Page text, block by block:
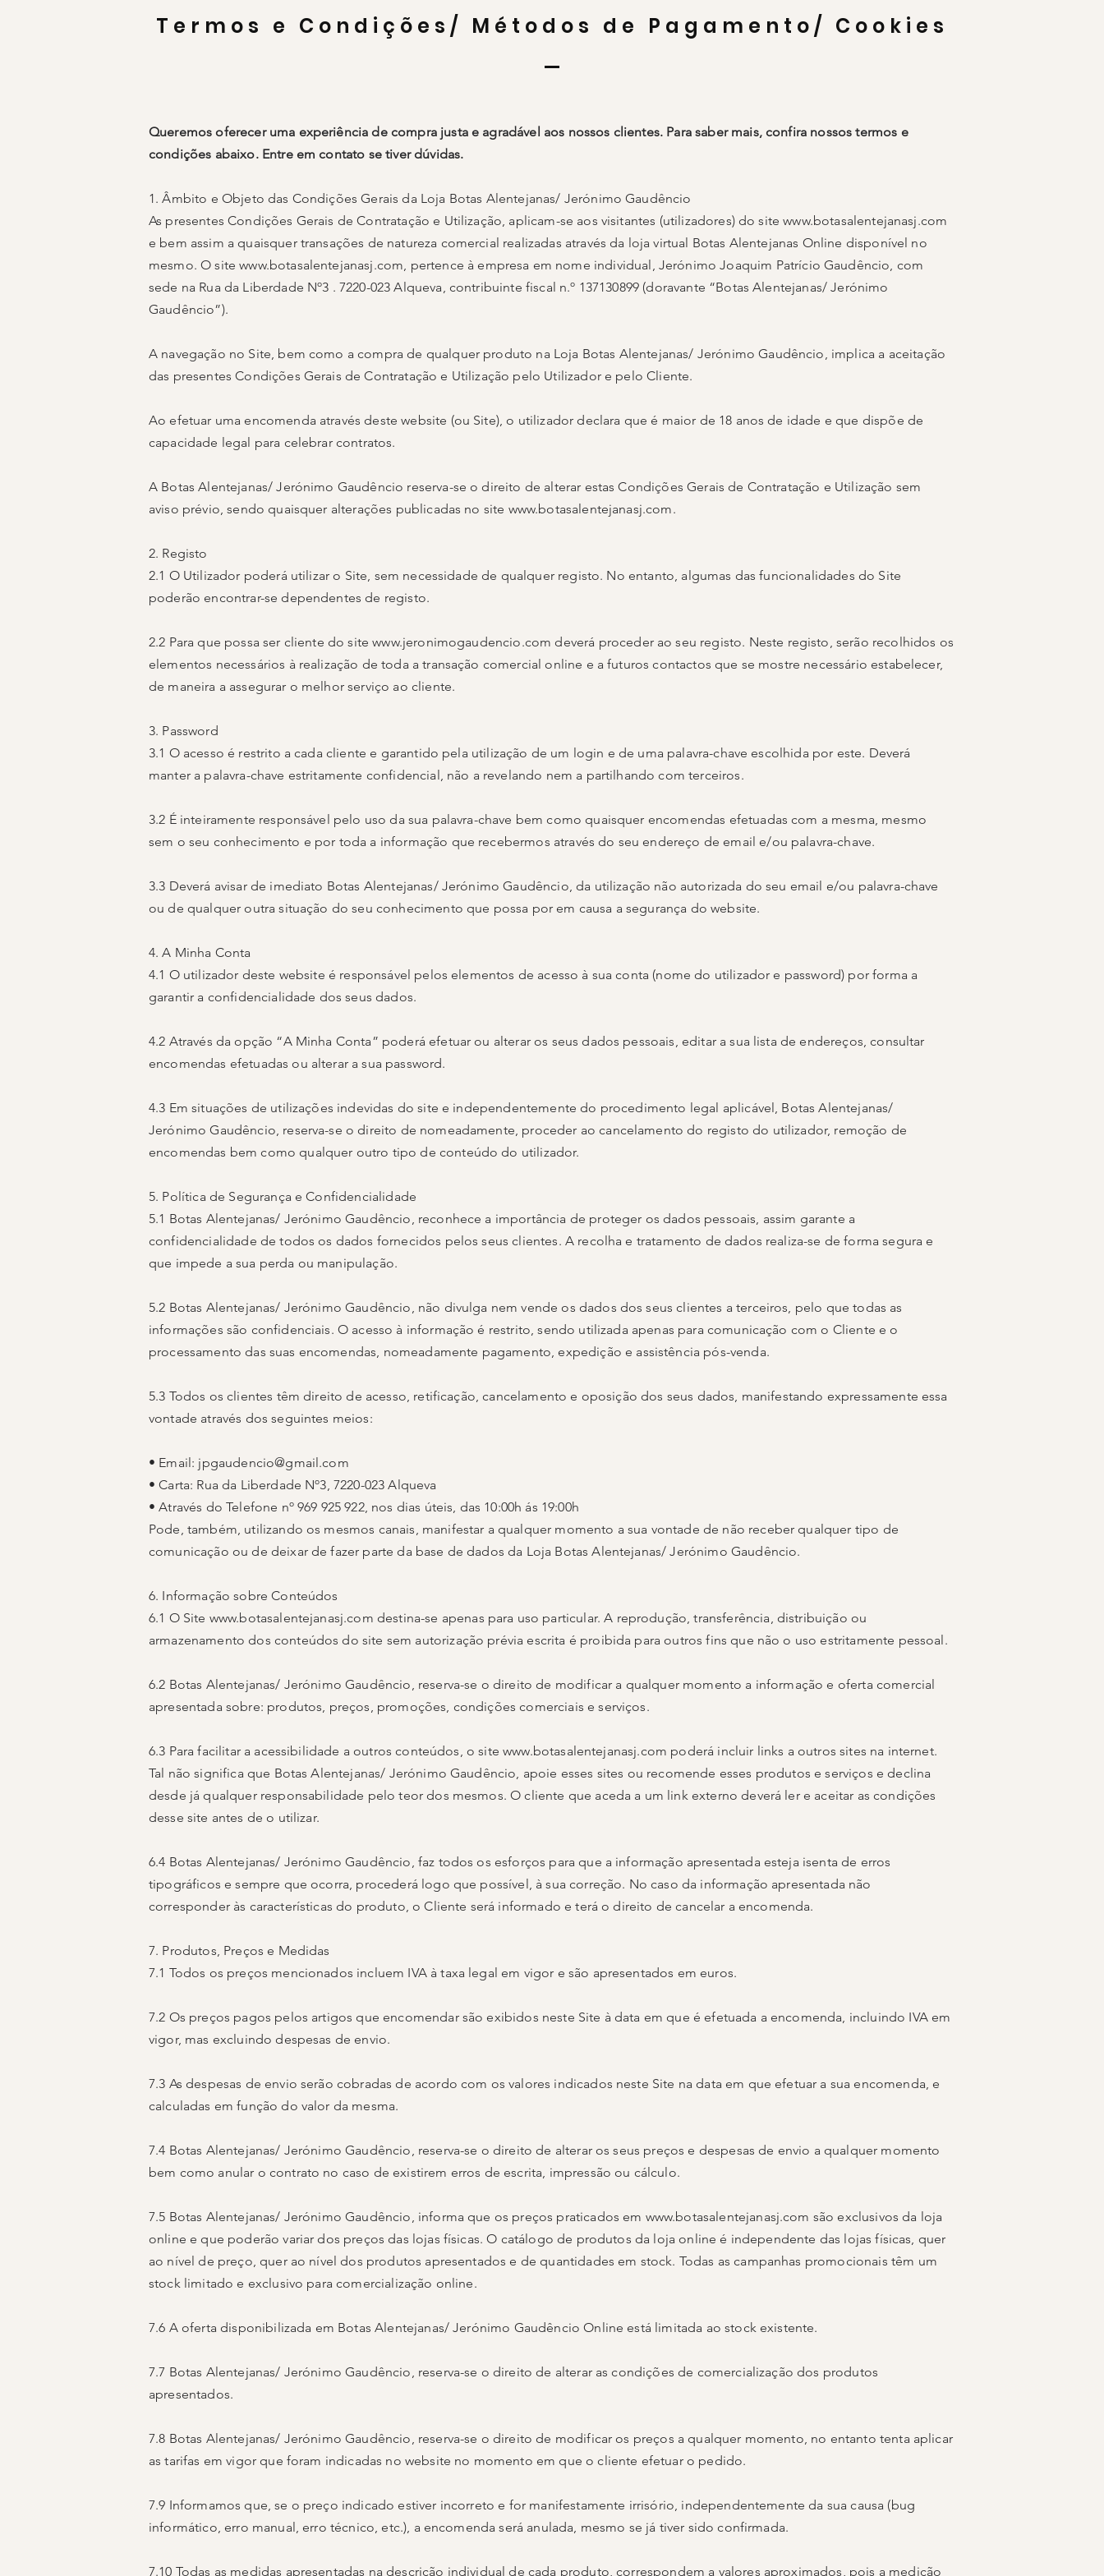
Termos e Condições/ Métodos de Pagamento/ Cookies
Queremos oferecer uma experiência de compra justa e agradável aos nossos clientes. Para saber mais, confira nossos termos e
condições abaixo. Entre em contato se tiver dúvidas.
1. Âmbito e Objeto das Condições Gerais da Loja Botas Alentejanas/ Jerónimo Gaudêncio
As presentes Condições Gerais de Contratação e Utilização, aplicam-se aos visitantes (utilizadores) do sitewww.botasalentejanasj.com
e bem assim a quaisquer transações de natureza comercial realizadas através da loja virtual Botas Alentejanas Online disponível no
mesmo. O sitewww.botasalentejanasj.com, pertence à empresa em nome individual, Jerónimo Joaquim Patrício Gaudêncio, com
sede na Rua da Liberdade Nº3 . 7220-023 Alqueva, contribuinte fiscal n.º 137130899 (doravante “Botas Alentejanas/ Jerónimo
Gaudêncio”).
A navegação no Site, bem como a compra de qualquer produto na Loja Botas Alentejanas/ Jerónimo Gaudêncio, implica a aceitação
das presentes Condições Gerais de Contratação e Utilização pelo Utilizador e pelo Cliente.
Ao efetuar uma encomenda através deste website (ou Site), o utilizador declara que é maior de 18 anos de idade e que dispõe de
capacidade legal para celebrar contratos.
A Botas Alentejanas/ Jerónimo Gaudêncio reserva-se o direito de alterar estas Condições Gerais de Contratação e Utilização sem
aviso prévio, sendo quaisquer alterações publicadas no site www.botasalentejanasj.com.
2. Registo
2.1 O Utilizador poderá utilizar o Site, sem necessidade de qualquer registo. No entanto, algumas das funcionalidades do Site
poderão encontrar-se dependentes de registo.
2.2 Para que possa ser cliente do sitewww.jeronimogaudencio.com deverá proceder ao seu registo. Neste registo, serão recolhidos os
elementos necessários à realização de toda a transação comercial online e a futuros contactos que se mostre necessário estabelecer,
de maneira a assegurar o melhor serviço ao cliente.
3. Password
3.1 O acesso é restrito a cada cliente e garantido pela utilização de um login e de uma palavra-chave escolhida por este. Deverá
manter a palavra-chave estritamente confidencial, não a revelando nem a partilhando com terceiros.
3.2 É inteiramente responsável pelo uso da sua palavra-chave bem como quaisquer encomendas efetuadas com a mesma, mesmo
sem o seu conhecimento e por toda a informação que recebermos através do seu endereço de email e/ou palavra-chave.
3.3 Deverá avisar de imediato Botas Alentejanas/ Jerónimo Gaudêncio, da utilização não autorizada do seu email e/ou palavra-chave
ou de qualquer outra situação do seu conhecimento que possa por em causa a segurança do website.
4. A Minha Conta
4.1 O utilizador deste website é responsável pelos elementos de acesso à sua conta (nome do utilizador e password) por forma a
garantir a confidencialidade dos seus dados.
4.2 Através da opção “A Minha Conta” poderá efetuar ou alterar os seus dados pessoais, editar a sua lista de endereços, consultar
encomendas efetuadas ou alterar a sua password.
4.3 Em situações de utilizações indevidas do site e independentemente do procedimento legal aplicável, Botas Alentejanas/
Jerónimo Gaudêncio, reserva-se o direito de nomeadamente, proceder ao cancelamento do registo do utilizador, remoção de
encomendas bem como qualquer outro tipo de conteúdo do utilizador.
5. Política de Segurança e Confidencialidade
5.1 Botas Alentejanas/ Jerónimo Gaudêncio, reconhece a importância de proteger os dados pessoais, assim garante a
confidencialidade de todos os dados fornecidos pelos seus clientes. A recolha e tratamento de dados realiza-se de forma segura e
que impede a sua perda ou manipulação.
5.2 Botas Alentejanas/ Jerónimo Gaudêncio, não divulga nem vende os dados dos seus clientes a terceiros, pelo que todas as
informações são confidenciais. O acesso à informação é restrito, sendo utilizada apenas para comunicação com o Cliente e o
processamento das suas encomendas, nomeadamente pagamento, expedição e assistência pós-venda.
5.3 Todos os clientes têm direito de acesso, retificação, cancelamento e oposição dos seus dados, manifestando expressamente essa
vontade através dos seguintes meios:
• Email: jpgaudencio@gmail.com
• Carta: Rua da Liberdade Nº3, 7220-023 Alqueva
• Através do Telefone nº 969 925 922, nos dias úteis, das 10:00h ás 19:00h
Pode, também, utilizando os mesmos canais, manifestar a qualquer momento a sua vontade de não receber qualquer tipo de
comunicação ou de deixar de fazer parte da base de dados da Loja Botas Alentejanas/ Jerónimo Gaudêncio.
6. Informação sobre Conteúdos
6.1 O Site www.botasalentejanasj.com destina-se apenas para uso particular. A reprodução, transferência, distribuição ou
armazenamento dos conteúdos do site sem autorização prévia escrita é proibida para outros fins que não o uso estritamente pessoal.
6.2 Botas Alentejanas/ Jerónimo Gaudêncio, reserva-se o direito de modificar a qualquer momento a informação e oferta comercial
apresentada sobre: produtos, preços, promoções, condições comerciais e serviços.
6.3 Para facilitar a acessibilidade a outros conteúdos, o sitewww.botasalentejanasj.com poderá incluir links a outros sites na internet.
Tal não significa que Botas Alentejanas/ Jerónimo Gaudêncio, apoie esses sites ou recomende esses produtos e serviços e declina
desde já qualquer responsabilidade pelo teor dos mesmos. O cliente que aceda a um link externo deverá ler e aceitar as condições
desse site antes de o utilizar.
6.4 Botas Alentejanas/ Jerónimo Gaudêncio, faz todos os esforços para que a informação apresentada esteja isenta de erros
tipográficos e sempre que ocorra, procederá logo que possível, à sua correção. No caso da informação apresentada não
corresponder às características do produto, o Cliente será informado e terá o direito de cancelar a encomenda.
7. Produtos, Preços e Medidas
7.1 Todos os preços mencionados incluem IVA à taxa legal em vigor e são apresentados em euros.
7.2 Os preços pagos pelos artigos que encomendar são exibidos neste Site à data em que é efetuada a encomenda, incluindo IVA em
vigor, mas excluindo despesas de envio.
7.3 As despesas de envio serão cobradas de acordo com os valores indicados neste Site na data em que efetuar a sua encomenda, e
calculadas em função do valor da mesma.
7.4 Botas Alentejanas/ Jerónimo Gaudêncio, reserva-se o direito de alterar os seus preços e despesas de envio a qualquer momento
bem como anular o contrato no caso de existirem erros de escrita, impressão ou cálculo.
7.5 Botas Alentejanas/ Jerónimo Gaudêncio, informa que os preços praticados em www.botasalentejanasj.com são exclusivos da loja
online e que poderão variar dos preços das lojas físicas. O catálogo de produtos da loja online é independente das lojas físicas, quer
ao nível de preço, quer ao nível dos produtos apresentados e de quantidades em stock. Todas as campanhas promocionais têm um
stock limitado e exclusivo para comercialização online.
7.6 A oferta disponibilizada em Botas Alentejanas/ Jerónimo Gaudêncio Online está limitada ao stock existente.
7.7 Botas Alentejanas/ Jerónimo Gaudêncio, reserva-se o direito de alterar as condições de comercialização dos produtos
apresentados.
7.8 Botas Alentejanas/ Jerónimo Gaudêncio, reserva-se o direito de modificar os preços a qualquer momento, no entanto tenta aplicar
as tarifas em vigor que foram indicadas no website no momento em que o cliente efetuar o pedido.
7.9 Informamos que, se o preço indicado estiver incorreto e for manifestamente irrisório, independentemente da sua causa (bug
informático, erro manual, erro técnico, etc.), a encomenda será anulada, mesmo se já tiver sido confirmada.
7.10 Todas as medidas apresentadas na descrição individual de cada produto, correspondem a valores aproximados, pois a medição